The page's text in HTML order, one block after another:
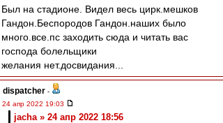
Был на стадионе. Видел весь цирк.мешков
Гандон.Беспородов Гандон.наших было
много.все.пс заходить сюда и читать вас
господа болельщики
желания нет.досвидания...
dispatcher -
24 апр 2022 19:03
jacha » 24 апр 2022 18:56